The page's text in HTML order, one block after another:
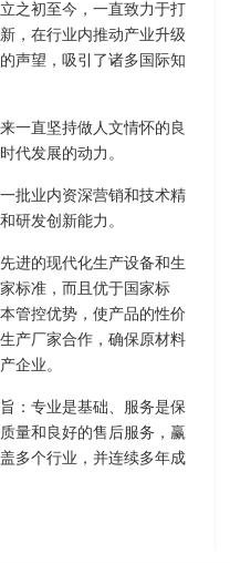
之初至今，一直致力于打
，在行业内推动产业升级
声望，吸引了诸多国际知
一直坚持做人文情怀的良
代发展的动力。
批业内资深营销和技术精
研发创新能力。
进的现代化生产设备和生
标准，而且优于国家标
管控优势，使产品的性价
产厂家合作，确保原材料
企业。
：专业是基础、服务是保
量和良好的售后服务，赢
多个行业，并连续多年成